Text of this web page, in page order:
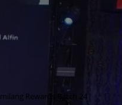
Rewards Batch 24